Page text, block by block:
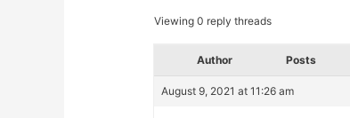
Viewing 0 reply threads
Author Posts
August 9, 2021 at 11:26 am